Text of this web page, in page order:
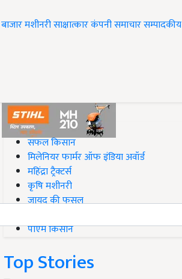
बाजारमशीनरीसाक्षात्कारकंपनी समाचारसम्पादकीय
#Top on Krishi Jagran
सफल किसान
मिलेनियर फार्मर ऑफ इंडिया अवॉर्ड
महिंद्रा ट्रैक्टर्स
कृषि मशीनरी
जायद की फसल
पीएम किसान
Top Stories